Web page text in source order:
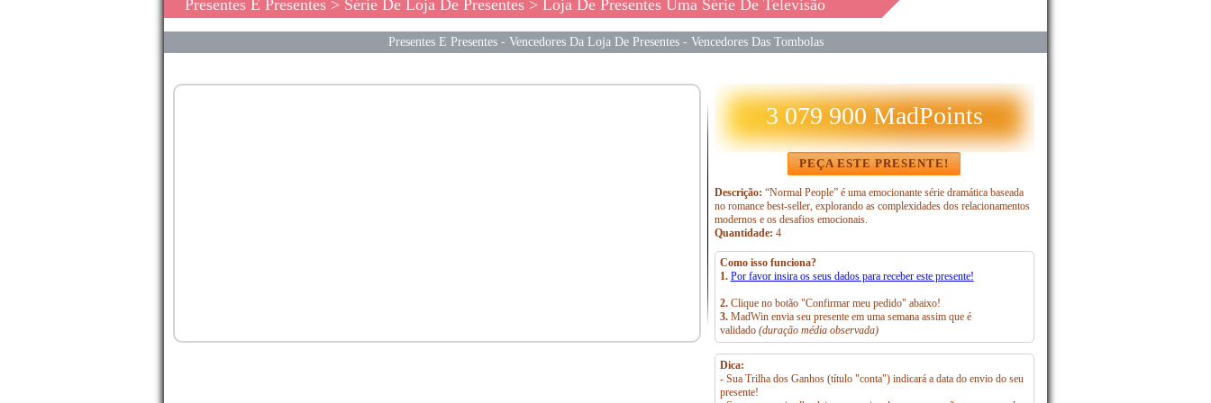
Presentes E Presentes > Série De Loja De Presentes > Loja De Presentes Uma Série De Televisão
Presentes E Presentes- Vencedores Da Loja De Presentes- Vencedores Das Tombolas
3 079 900 MadPoints
PEÇA ESTE PRESENTE!
Descrição: “Normal People” é uma emocionante série dramática baseada
no romance best-seller, explorando as complexidades dos relacionamentos
modernos e os desafios emocionais.
Quantidade: 4
Como isso funciona?
1. Por favor insira os seus dados para receber este presente!
2.Clique no botão "Confirmar meu pedido" abaixo!
3.MadWin envia seu presente em uma semana assim que é
validado(duração média observada)
Dica:
- Sua Trilha dos Ganhos (título "conta") indicará a data do envio do seu
presente!